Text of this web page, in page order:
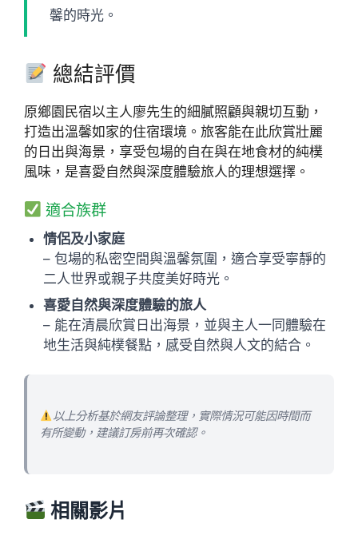
馨的時光。
總結評價
原鄉園民宿以主人廖先生的細膩照顧與親切互動，
打造出溫馨如家的住宿環境。旅客能在此欣賞壯麗
的日出與海景，享受包場的自在與在地食材的純樸
風味，是喜愛自然與深度體驗旅人的理想選擇。
適合族群
情侶及小家庭
– 包場的私密空間與溫馨氛圍，適合享受寧靜的
二人世界或親子共度美好時光。
喜愛自然與深度體驗的旅人
– 能在清晨欣賞日出海景，並與主人一同體驗在
地生活與純樸餐點，感受自然與人文的結合。
以上分析基於網友評論整理，實際情況可能因時間而
有所變動，建議訂房前再次確認。
相關影片